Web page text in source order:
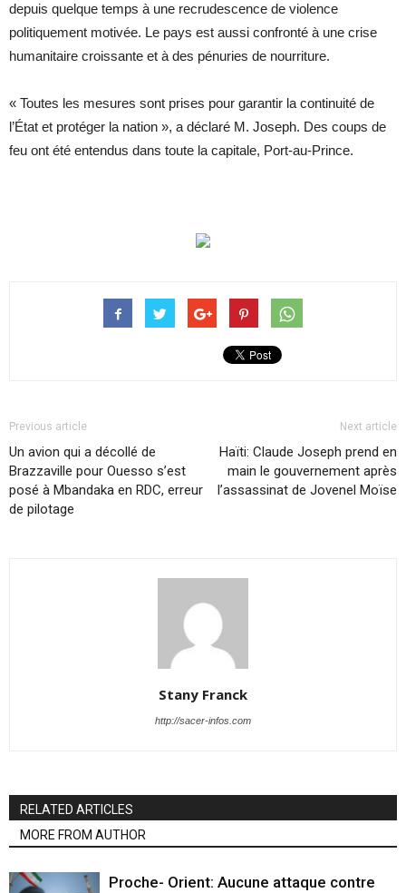
depuis quelque temps à une recrudescence de violence
politiquement motivée. Le pays est aussi confronté à une crise
humanitaire croissante et à des pénuries de nourriture.
« Toutes les mesures sont prises pour garantir la continuité de
l’État et protéger la nation », a déclaré M. Joseph. Des coups de
feu ont été entendus dans toute la capitale, Port-au-Prince.
Previous article
Un avion qui a décollé de
Brazzaville pour Ouesso s’est
posé à Mbandaka en RDC, erreur
de pilotage
Next article
Haïti: Claude Joseph prend en
main le gouvernement après
l’assassinat de Jovenel Moïse
Stany Franck
http://sacer-infos.com
RELATED ARTICLES
MORE FROM AUTHOR
Proche- Orient: Aucune attaque contre